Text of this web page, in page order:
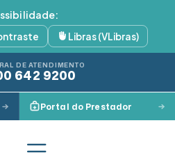
Libras (VLibras)
DE ATENDIMENTO
642 9200
Portal do Prestador